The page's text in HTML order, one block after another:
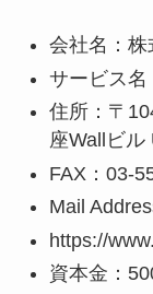
会社名：
サービス
住所：〒
座Wallビル
FAX：03-
Mail
https://
資本金：